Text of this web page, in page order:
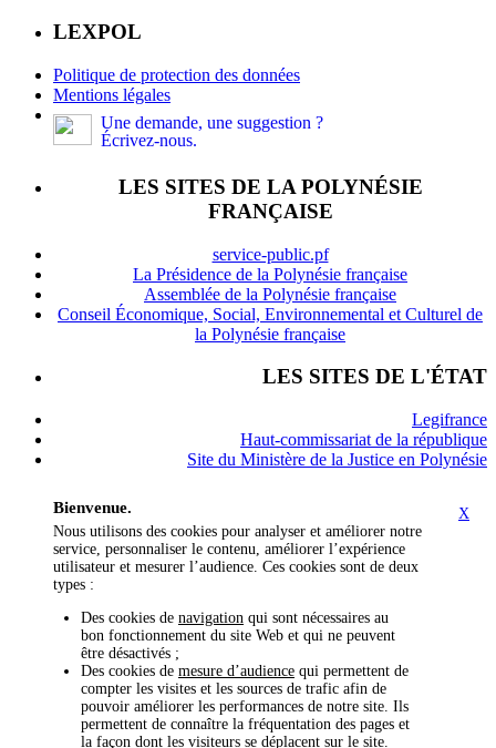
LEXPOL
Politique de protection des données
Mentions légales
Une demande, une suggestion ?
Écrivez-nous.
LES SITES DE LA POLYNÉSIE
FRANÇAISE
service-public.pf
La Présidence de la Polynésie française
Assemblée de la Polynésie française
Conseil Économique, Social, Environnemental et Culturel de
la Polynésie française
LES SITES DE L'ÉTAT
Legifrance
Haut-commissariat de la république
Site du Ministère de la Justice en Polynésie
X
Bienvenue.
Nous utilisons des cookies pour analyser et améliorer notre
service, personnaliser le contenu, améliorer l’expérience
utilisateur et mesurer l’audience. Ces cookies sont de deux
types :
Des cookies de navigation qui sont nécessaires au
bon fonctionnement du site Web et qui ne peuvent
être désactivés ;
Des cookies de mesure d’audience qui permettent de
compter les visites et les sources de trafic afin de
pouvoir améliorer les performances de notre site. Ils
permettent de connaître la fréquentation des pages et
la façon dont les visiteurs se déplacent sur le site.